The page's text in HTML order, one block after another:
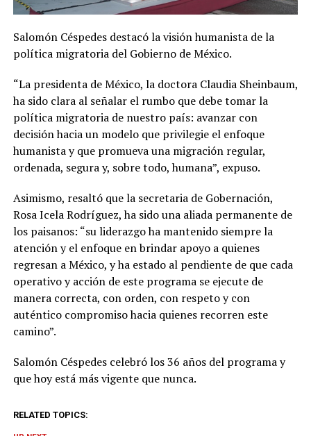
Salomón Céspedes destacó la visión humanista de la
política migratoria del Gobierno de México.
“La presidenta de México, la doctora Claudia Sheinbaum,
ha sido clara al señalar el rumbo que debe tomar la
política migratoria de nuestro país: avanzar con
decisión hacia un modelo que privilegie el enfoque
humanista y que promueva una migración regular,
ordenada, segura y, sobre todo, humana”, expuso.
Asimismo, resaltó que la secretaria de Gobernación,
Rosa Icela Rodríguez, ha sido una aliada permanente de
los paisanos: “su liderazgo ha mantenido siempre la
atención y el enfoque en brindar apoyo a quienes
regresan a México, y ha estado al pendiente de que cada
operativo y acción de este programa se ejecute de
manera correcta, con orden, con respeto y con
auténtico compromiso hacia quienes recorren este
camino”.
Salomón Céspedes celebró los 36 años del programa y
que hoy está más vigente que nunca.
RELATED TOPICS: